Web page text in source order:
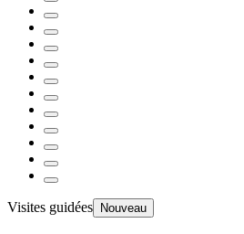
Visites guidées Nouveau